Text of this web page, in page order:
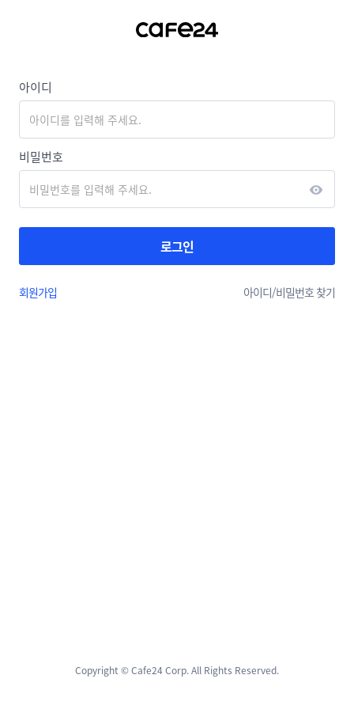
아이디
비밀번호
로그인
회원가입 아이디/비밀번호 찾기
Copyright © Cafe24 Corp. All Rights Reserved.